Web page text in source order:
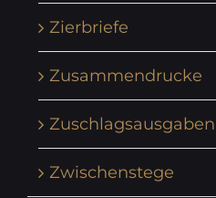
Zierbriefe
Zusammendrucke
Zuschlagsausgaben
Zwischenstege